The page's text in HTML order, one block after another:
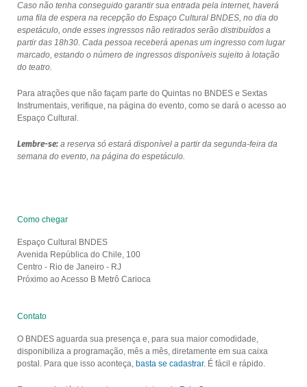
Caso não tenha conseguido garantir sua entrada pela internet, haverá
uma fila de espera na recepção do Espaço Cultural BNDES, no dia do
espetáculo, onde esses ingressos não retirados serão distribuídos a
partir das 18h30. Cada pessoa receberá apenas um ingresso com lugar
marcado, estando o número de ingressos disponíveis sujeito à lotação
do teatro.
Para atrações que não façam parte do Quintas no BNDES e Sextas
Instrumentais, verifique, na página do evento, como se dará o acesso ao
Espaço Cultural.
Lembre-se:a reserva só estará disponível a partir da segunda-feira da
semana do evento, na página do espetáculo.
Como chegar
Espaço Cultural BNDES
Avenida República do Chile, 100
Centro - Rio de Janeiro - RJ
Próximo ao Acesso B Metrô Carioca
Contato
O BNDES aguarda sua presença e, para sua maior comodidade,
disponibiliza a programação, mês a mês, diretamente em sua caixa
postal. Para que isso aconteça, basta se cadastrar. É fácil e rápido.